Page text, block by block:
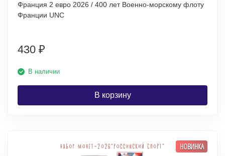
Франция 2 евро 2026 / 400 лет Военно-морскому флоту
Франции UNC
430 ₽
В наличии
В корзину
НОВИНКА